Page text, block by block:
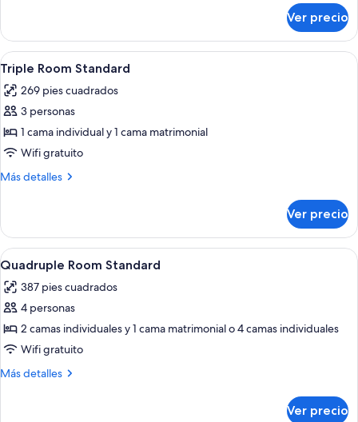
cuádruple
estándar
Ver precio
Abrir
todas
las
fotos
de
Triple
Room
Caja de seguridad en la habitación,
4
Triple Room Standard
269 pies cuadrados
3 personas
1 cama individual y 1 cama matrimonial
Wifi gratuito
Más detalles
Más
Room
Standard
Ver precio
Abrir
todas
las
fotos
de
Quadruple
Room
Caja de seguridad en la habitación,
4
Quadruple Room Standard
387 pies cuadrados
4 personas
2 camas individuales y 1 cama matrimonial o 4 camas individuales
Wifi gratuito
Más detalles
Más
Ver precio